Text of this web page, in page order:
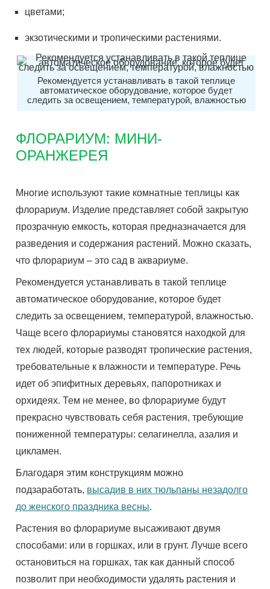
цветами;
экзотическими и тропическими растениями.
Рекомендуется устанавливать в такой теплице
автоматическое оборудование, которое будет
следить за освещением, температурой, влажностью
ФЛОРАРИУМ: МИНИ-
ОРАНЖЕРЕЯ
Многие используют такие комнатные теплицы как
флорариум. Изделие представляет собой закрытую
прозрачную емкость, которая предназначается для
разведения и содержания растений. Можно сказать,
что флорариум – это сад в аквариуме.
Рекомендуется устанавливать в такой теплице
автоматическое оборудование, которое будет
следить за освещением, температурой, влажностью.
Чаще всего флорариумы становятся находкой для
тех людей, которые разводят тропические растения,
требовательные к влажности и температуре. Речь
идет об эпифитных деревьях, папоротниках и
орхидеях. Тем не менее, во флорариуме будут
прекрасно чувствовать себя растения, требующие
пониженной температуры: селагинелла, азалия и
цикламен.
Благодаря этим конструкциям можно
подзаработать, высадив в них тюльпаны незадолго
до женского праздника весны.
Растения во флорариуме высаживают двумя
способами: или в горшках, или в грунт. Лучше всего
остановиться на горшках, так как данный способ
позволит при необходимости удалять растения и